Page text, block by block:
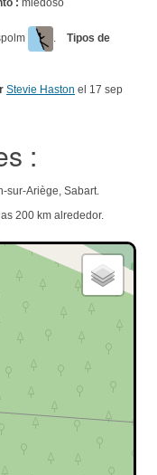
: miedoso
. Tipos de
Stevie Haston el 17 sep
:
sur-Ariège, Sabart.
200 km alrededor.